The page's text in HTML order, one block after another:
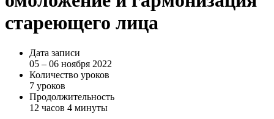
стареющего лица
Дата записи
05 – 06 ноября 2022
Количество уроков
7 уроков
Продолжительность
12 часов 4 минуты